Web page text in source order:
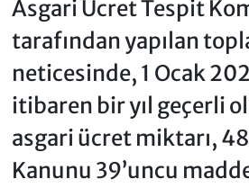
Asgari Ücret Tespit
tarafından yapılan
neticesinde, 1 Ocak
itibaren bir yıl geçerli
asgari ücret miktarı,
Kanunu 39’uncu